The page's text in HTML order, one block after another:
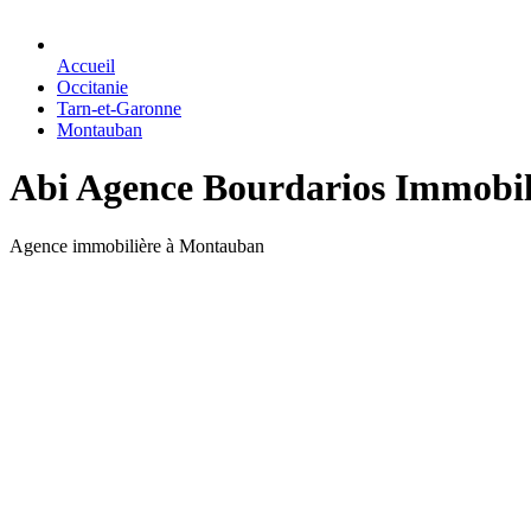
Accueil
Occitanie
Tarn-et-Garonne
Montauban
Abi Agence Bourdarios
Agence immobilière à Montauban